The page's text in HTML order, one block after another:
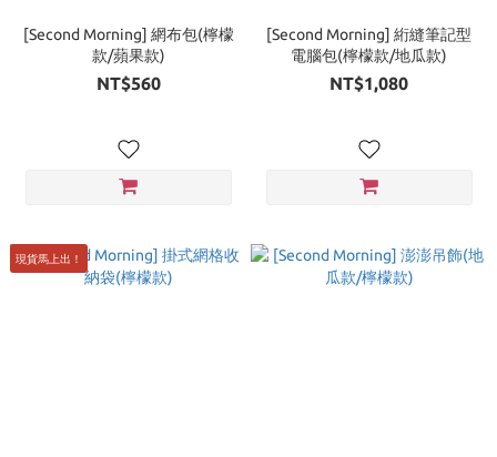
[Second Morning] 網布包(檸檬
款/蘋果款)
NT$560
[Second Morning] 絎縫筆記型
電腦包(檸檬款/地瓜款)
NT$1,080
現貨馬上出！